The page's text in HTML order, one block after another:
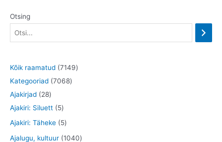
Otsing
Kõik raamatud 71497
o
Kategooriad 70687
Ajakirjad 282
8
t
Ajakiri: Siluett 55
t
o
Ajakiri: Täheke 55
t
Ajalugu, kultuur 10401